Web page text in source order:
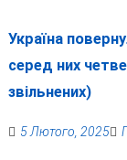
Україна
серед них
звільнених)
5 Лютого, 2025